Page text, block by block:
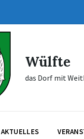
Wülfte
das Dorf mit
AKTUELLES